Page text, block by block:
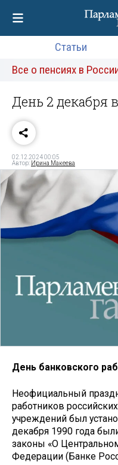
Статьи
Все о пенсиях в
День 2 декабря
02.12.2024 00:05
Автор: Ирина Макеева
День банковского
Неофициальный
работников
учреждений был
декабря 1990 года
законы «О
Федерации (Банке